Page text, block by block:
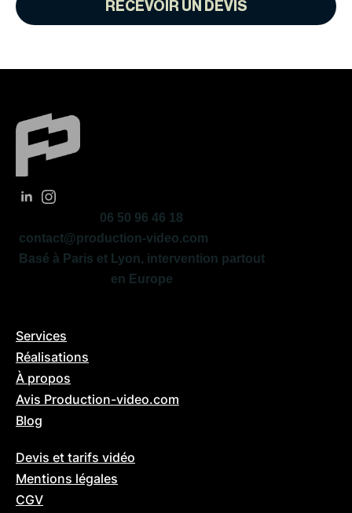
RECEVOIR UN DEVIS
06 50 96 46 18
contact@production-video.com
Basé à Paris et Lyon, intervention partout
en Europe
Services
Réalisations
À propos
Avis Production-video.com
Blog
Devis et tarifs vidéo
Mentions légales
CGV